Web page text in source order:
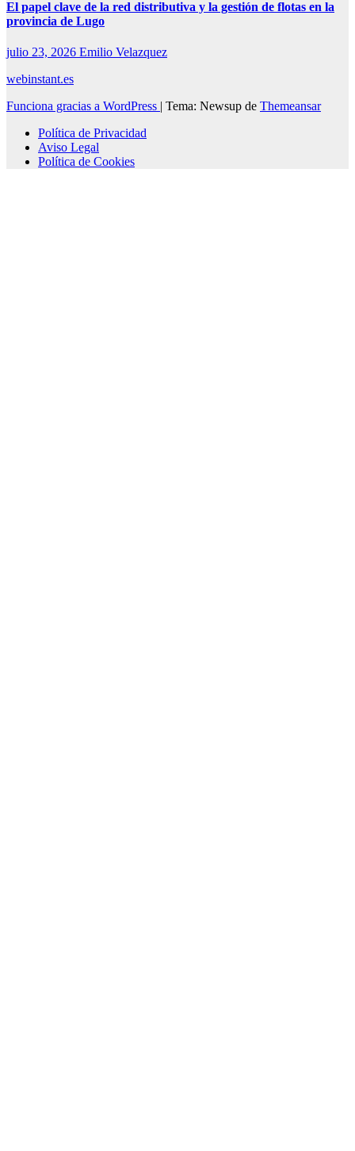
El papel clave de la red distributiva y la gestión de flotas en la
provincia de Lugo
julio 23, 2026 Emilio Velazquez
webinstant.es
Funciona gracias a WordPress | Tema: Newsup de Themeansar
Política de Privacidad
Aviso Legal
Política de Cookies